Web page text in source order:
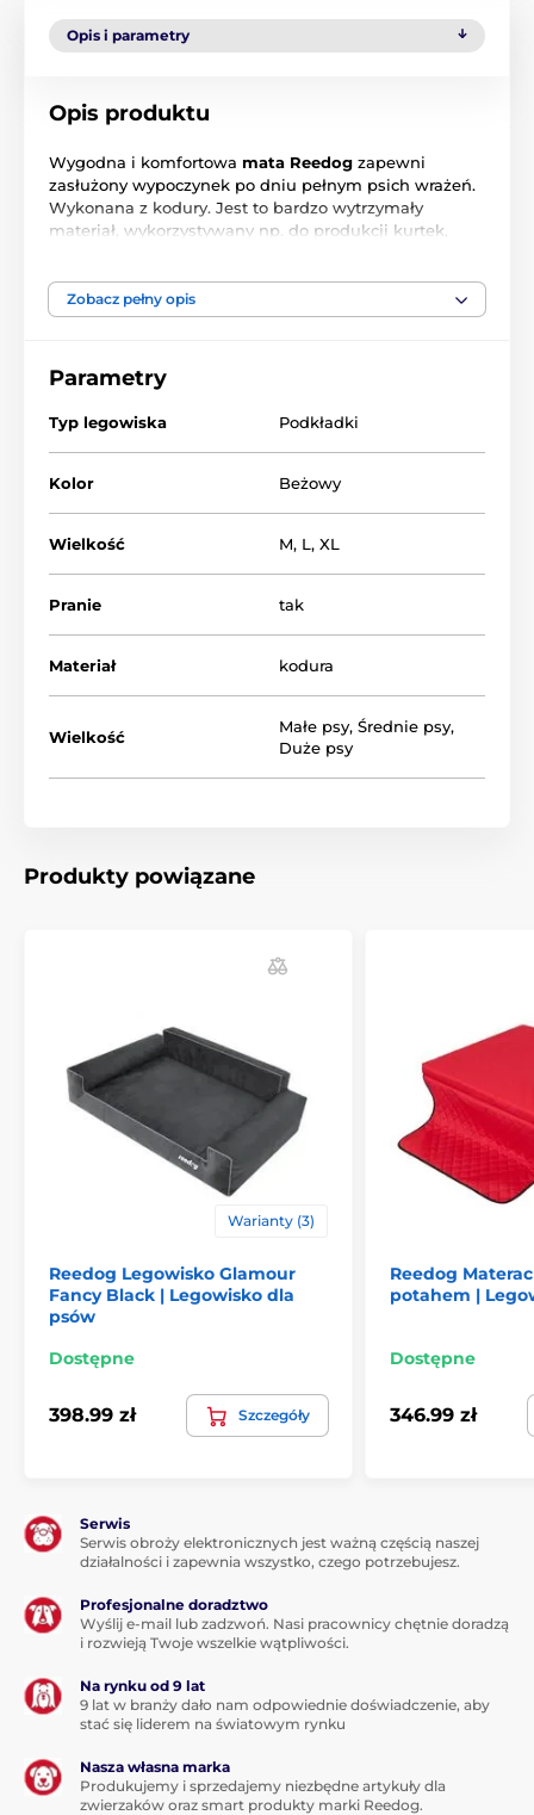
Opis i parametry
Opis produktu
Wygodna i komfortowa mata Reedog zapewni
zasłużony wypoczynek po dniu pełnym psich wrażeń.
Wykonana z kodury. Jest to bardzo wytrzymały
materiał, wykorzystywany np. do produkcji kurtek,
odporny na przetarcia. Odpowiednia wysokość i
poliuretanowe wypełnienie stanowią świetną izolację
pokrowiec, ułatwia utrzymanie maty w czystości.
Niezależnie od tego czy Twój piesek jest mały, średni
czy duży, w naszym sklepie znajdziesz dla niego
odpowiedni rozmiar. Idealną wielkość możesz dobrać
wielkość materacu może się różnić od rozmiaru
Legowiska, budy i torby
Dla malych psów Dla średnich psów
Dla dużych psów
Zobacz pełny opis
Parametry
Typ legowiska Podkładki
Kolor Beżowy
Wielkość M, L, XL
Pranie tak
Materiał kodura
Wielkość
Małe psy, Średnie psy,
Duże psy
Produkty powiązane
Warianty (3)
Reedog Legowisko Glamour
Fancy Black | Legowisko dla
psów
Dostępne
398.99 zł Szczegóły
Reedog
potahem |
Dostępne
346.99 zł
Serwis
Serwis obroży elektronicznych jest ważną częścią naszej
działalności i zapewnia wszystko, czego potrzebujesz.
Profesjonalne doradztwo
Wyślij e-mail lub zadzwoń. Nasi pracownicy chętnie doradzą
i rozwieją Twoje wszelkie wątpliwości.
Na rynku od 9 lat
9 lat w branży dało nam odpowiednie doświadczenie, aby
stać się liderem na światowym rynku
Nasza własna marka
Produkujemy i sprzedajemy niezbędne artykuły dla
zwierzaków oraz smart produkty marki Reedog.